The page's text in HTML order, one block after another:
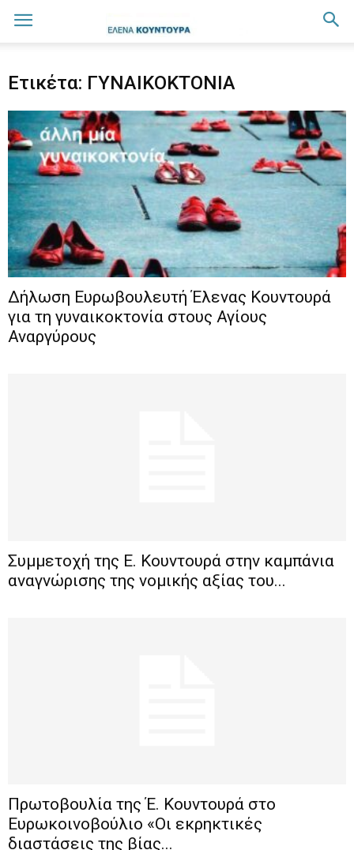
Ετικέτα: ΓΥΝΑΙΚΟΚΤΟΝΙΑ
Δήλωση Ευρωβουλευτή Έλενας Κουντουρά
για τη γυναικοκτονία στους Αγίους
Αναργύρους
Συμμετοχή της Ε. Κουντουρά στην καμπάνια
αναγνώρισης της νομικής αξίας του...
Πρωτοβουλία της Έ. Κουντουρά στο
Ευρωκοινοβούλιο «Οι εκρηκτικές
διαστάσεις της βίας...